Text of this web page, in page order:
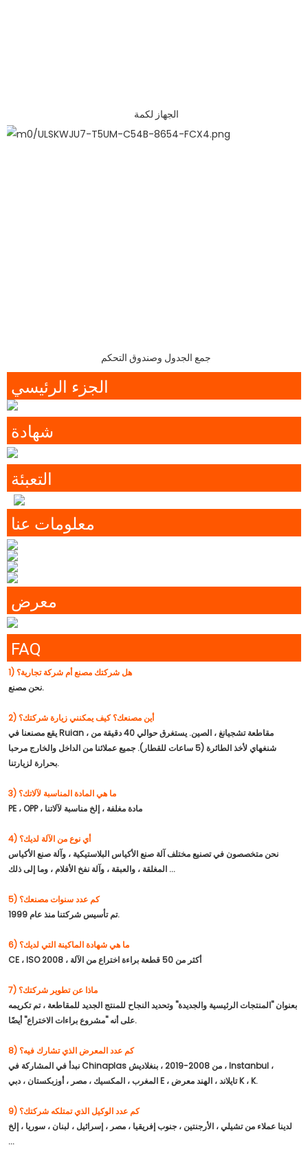
الجهاز لكمة
جمع الجدول وصندوق التحكم
الجزء الرئيسي
شهادة
التعبئة
معلومات عنا
معرض
FAQ
1) هل شركتك مصنع أم شركة تجارية؟
نحن مصنع.
2) أين مصنعك؟ كيف يمكنني زيارة شركتك؟
يقع مصنعنا في Ruian ، مقاطعة تشجيانغ ، الصين. يستغرق حوالي 40 دقيقة من
شنغهاي لأخذ الطائرة (5 ساعات للقطار). جميع عملائنا من الداخل والخارج مرحبا
بحرارة لزيارتنا.
3) ما هي المادة المناسبة لآلاتك؟
PE ، OPP ، مادة مغلفة ، إلخ مناسبة لآلاتنا
4) أي نوع من الآلة لديك؟
نحن متخصصون في تصنيع مختلف آلة صنع الأكياس البلاستيكية ، وآلة صنع الأكياس
المغلقة ، والعبقة ، وآلة نفخ الأفلام ، وما إلى ذلك ...
5) كم عدد سنوات مصنعك؟
تم تأسيس شركتنا منذ عام 1999.
6) ما هي شهادة الماكينة التي لديك؟
CE ، ISO 2008 ، أكثر من 50 قطعة براءة اختراع من الآلة
7) ماذا عن تطوير شركتك؟
بعنوان "المنتجات الرئيسية والجديدة" وتحديد النجاح للمنتج الجديد للمقاطعة ، تم تكريمه
على أنه "مشروع براءات الاختراع" أيضًا.
8) كم عدد المعرض الذي تشارك فيه؟
نبدأ في المشاركة في Chinaplas من 2008-2019 ، بنغلاديش ، Instanbul ،
المغرب ، المكسيك ، مصر ، أوزبكستان ، دبي E ، تايلاند ، الهند معرض K ، K.
9) كم عدد الوكيل الذي تمتلكه شركتك؟
لدينا عملاء من تشيلي ، الأرجنتين ، جنوب إفريقيا ، مصر ، إسرائيل ، لبنان ، سوريا ، إلخ
...